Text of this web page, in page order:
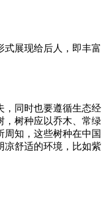
展现给后人，即丰富
同时也要遵循生态经
，树种应以乔木、常绿
知，这些树种在中国
凉舒适的环境，比如紫